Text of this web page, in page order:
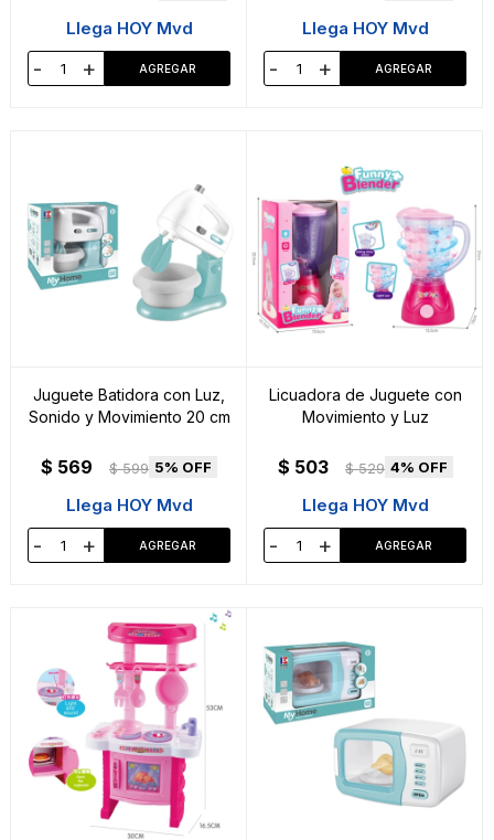
Llega HOY Mvd
- +
Llega HOY Mvd
- +
Juguete Batidora con Luz,
Sonido y Movimiento 20 cm
$ 569 $ 599 5
Llega HOY Mvd
- +
Licuadora de Juguete con
Movimiento y Luz
$ 503 $ 529 4
Llega HOY Mvd
- +